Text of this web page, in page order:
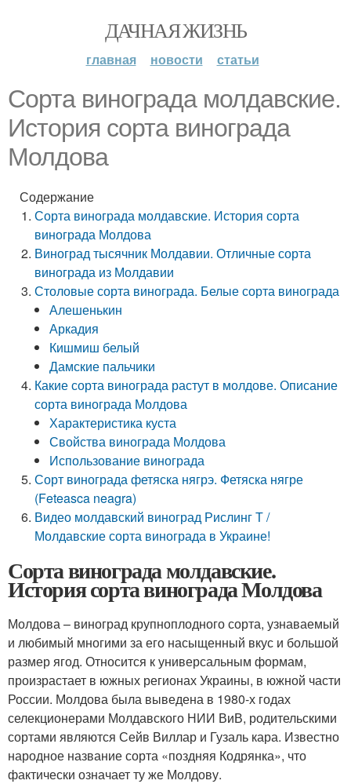
ДАЧНАЯ ЖИЗНЬ
главная новости статьи
Сорта винограда молдавские.
История сорта винограда
Молдова
Содержание
Сорта винограда молдавские. История сорта
винограда Молдова
Виноград тысячник Молдавии. Отличные сорта
винограда из Молдавии
Столовые сорта винограда. Белые сорта винограда
Алешенькин
Аркадия
Кишмиш белый
Дамские пальчики
Какие сорта винограда растут в молдове. Описание
сорта винограда Молдова
Характеристика куста
Свойства винограда Молдова
Использование винограда
Сорт винограда фетяска нягрэ. Фетяска нягре
(Feteasca neagra)
Видео молдавский виноград Рислинг Т /
Молдавские сорта винограда в Украине!
Сорта винограда молдавские.
История сорта винограда Молдова
Молдова – виноград крупноплодного сорта, узнаваемый
и любимый многими за его насыщенный вкус и большой
размер ягод. Относится к универсальным формам,
произрастает в южных регионах Украины, в южной части
России. Молдова была выведена в 1980-х годах
селекционерами Молдавского НИИ ВиВ, родительскими
сортами являются Сейв Виллар и Гузаль кара. Известно
народное название сорта «поздняя Кодрянка», что
фактически означает ту же Молдову.